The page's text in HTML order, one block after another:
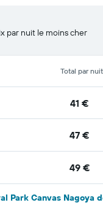
par nuit le moins cher
Total par nuit
41 €
47 €
49 €
Park Canvas Nagoya